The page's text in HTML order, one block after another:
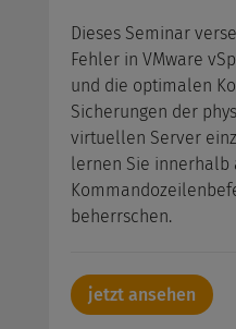
Dieses Seminar
Fehler in VMware
und die optimalen
Sicherungen der
virtuellen Server
lernen Sie
beherrschen.
jetzt ansehen